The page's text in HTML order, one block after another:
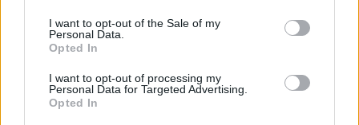
I want to opt-out of the Sale of my
Personal Data.
Opted In
I want to opt-out of processing my
Personal Data for Targeted Advertising.
Opted In
„V. Putinas žino, kad turi galimybių langą, kai
balistinės raketos pataiko maždaug ten, kur
nutaikytos, o ukrainiečiai su tuo mažai ką gali
padaryti.